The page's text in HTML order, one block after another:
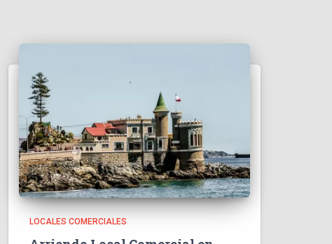
LOCALES COMERCIALES